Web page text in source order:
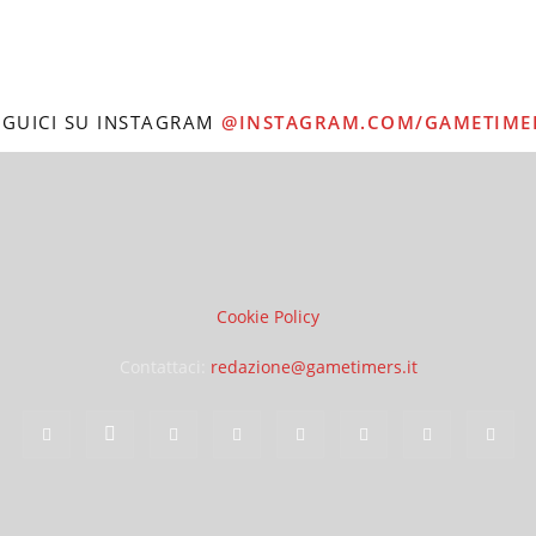
SU INSTAGRAM @INSTAGRAM.COM/
Cookie Policy
redazione@gametimers.it